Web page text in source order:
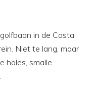
in de Costa
Niet te lang, maar
holes, smalle